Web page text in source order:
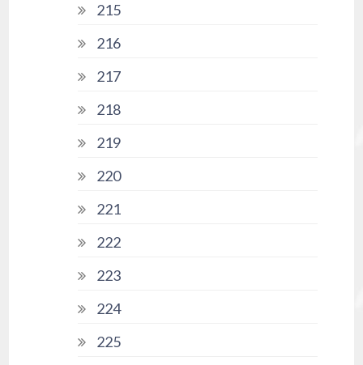
215
216
217
218
219
220
221
222
223
224
225